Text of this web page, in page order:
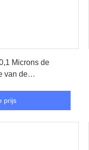
Microns de
van de
prijs